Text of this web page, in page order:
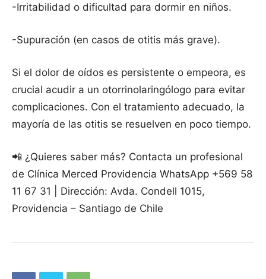
-Irritabilidad o dificultad para dormir en niños.
-Supuración (en casos de otitis más grave).
Si el dolor de oídos es persistente o empeora, es
crucial acudir a un otorrinolaringólogo para evitar
complicaciones. Con el tratamiento adecuado, la
mayoría de las otitis se resuelven en poco tiempo.
📲 ¿Quieres saber más? Contacta un profesional
de Clínica Merced Providencia WhatsApp +569 58
11 67 31 | Dirección: Avda. Condell 1015,
Providencia – Santiago de Chile